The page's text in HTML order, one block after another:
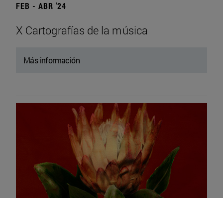
FEB - ABR '24
X Cartografías de la música
Más información